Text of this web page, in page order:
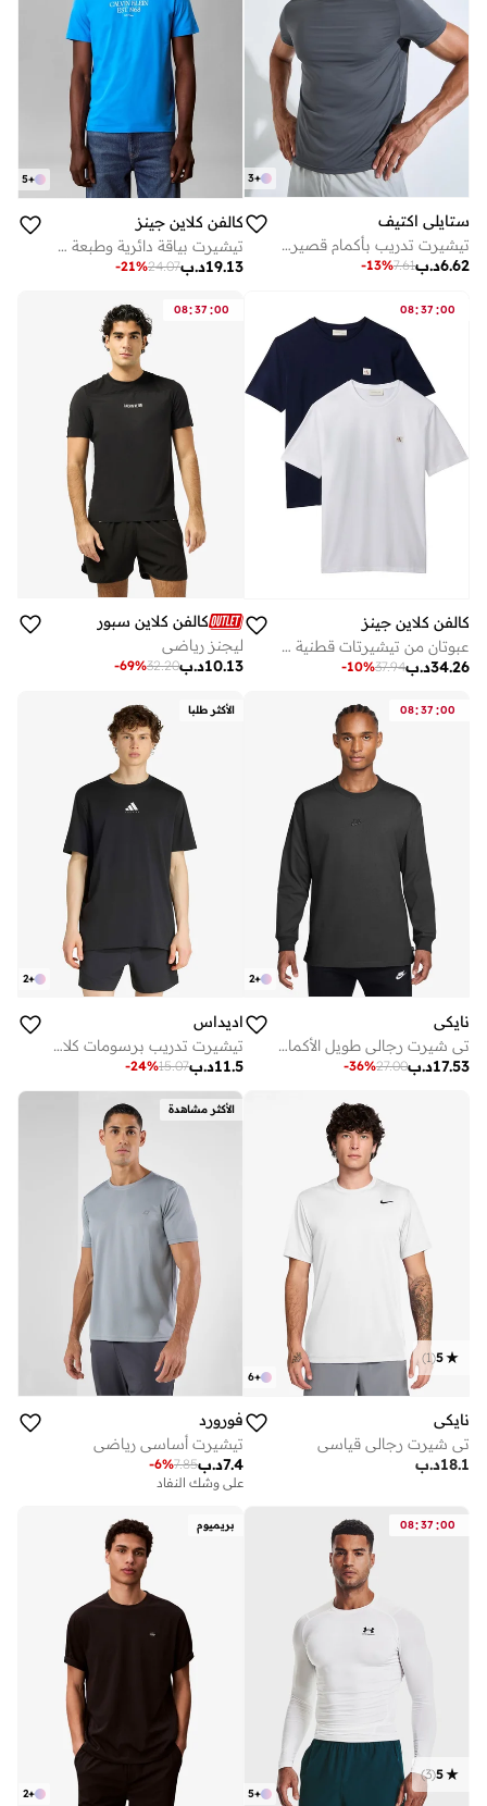
+
3
ستايلي اكتيف
تيشيرت تدريب بأكمام قصيرة وطبعة عاكسة للرجال
د.ب6.62
7.61
-13%
+
5
كالفن كلاين جينز
تيشيرت بياقة دائرية وطبعة شعار
د.ب19.13
24.07
-21%
08:37 :00
كالفن كلاين جينز
عبوتان من تيشيرتات قطنية بشارات
د.ب34.26
37.94
-10%
08:37 :00
كالفن كلاين سبورت
ليجنز رياضي
د.ب10.13
32.20
-69%
08:37 :00
+
2
نايكي
تي شيرت رجالي طويل الأكمام أساسي مستدام
د.ب17.53
27.00
-36%
الأكثر طلبا
+
2
اديداس
تيشيرت تدريب برسومات كلايماكول
د.ب11.5
15.07
-24%
+
6
5
(
1
)
نايكي
تي شيرت رجالي قياسي
د.ب18.1
الأكثر مشاهدة
فورورد
تيشيرت أساسي رياضي
د.ب7.4
7.85
-6%
على وشك النفاد
08:37 :00
+
5
5
(
3
)
بريميوم
+
2